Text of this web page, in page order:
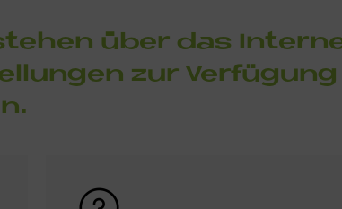
über das
zur
Bild